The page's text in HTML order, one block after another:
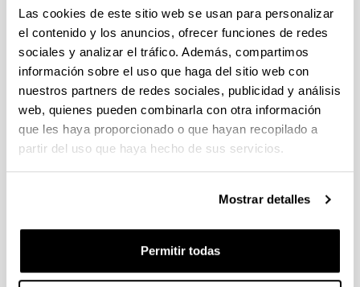
Las cookies de este sitio web se usan para personalizar
el contenido y los anuncios, ofrecer funciones de redes
sociales y analizar el tráfico. Además, compartimos
información sobre el uso que haga del sitio web con
nuestros partners de redes sociales, publicidad y análisis
web, quienes pueden combinarla con otra información
que les haya proporcionado o que hayan recopilado a
partir del uso que haya hecho de sus servicios.
Mostrar detalles
Permitir todas
FUNDACION LA CAIXA JUNIOR LEADER RETAINING
PROGRAMME 2027
Trámite abierto
CONVOCATORIA PARA LA CONTRATACIÓN DE
PERSONAL INVESTIGADOR DOCTOR EN LA UPV/EHU
(2026)
Trámite abierto (Plazo de presentación de solicitudes: 03/06/2026 -
16/07/2026: Listado provisional de solicitudes admitidas y
excluidas para evaluación. Plazo alegaciones: del 17/07/2026
CONVOCATORIA 2026-I PARA LA CONTRATACIÓN DE
PERSONAL INVESTIGADOR EN FORMACIÓN EN LA EHU